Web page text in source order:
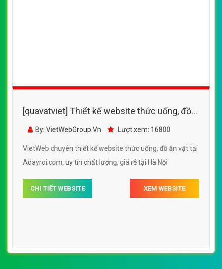
[quavatviet] Thiết kế website đồ ăn vặt, bánh
By: VietWebGroup.Vn Lượt xem: 21510
VietWeb chuyên thiết kế website đồ ăn vặt, bánh mỳ
Minh Nhật, uy tín, giá rẻ, chất lượng tại Hà Nội